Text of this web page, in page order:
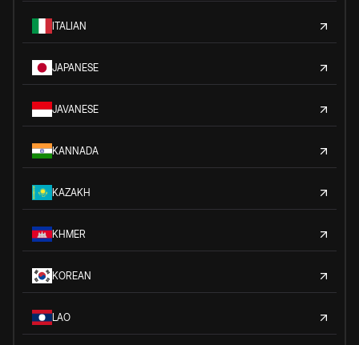
ITALIAN
JAPANESE
JAVANESE
KANNADA
KAZAKH
KHMER
KOREAN
LAO